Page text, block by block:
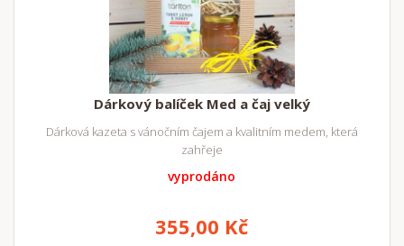
Dárkový balíček Med a čaj velký
Dárková kazeta s vánočním čajem a kvalitním medem, která
zahřeje
vyprodáno
355,00 Kč